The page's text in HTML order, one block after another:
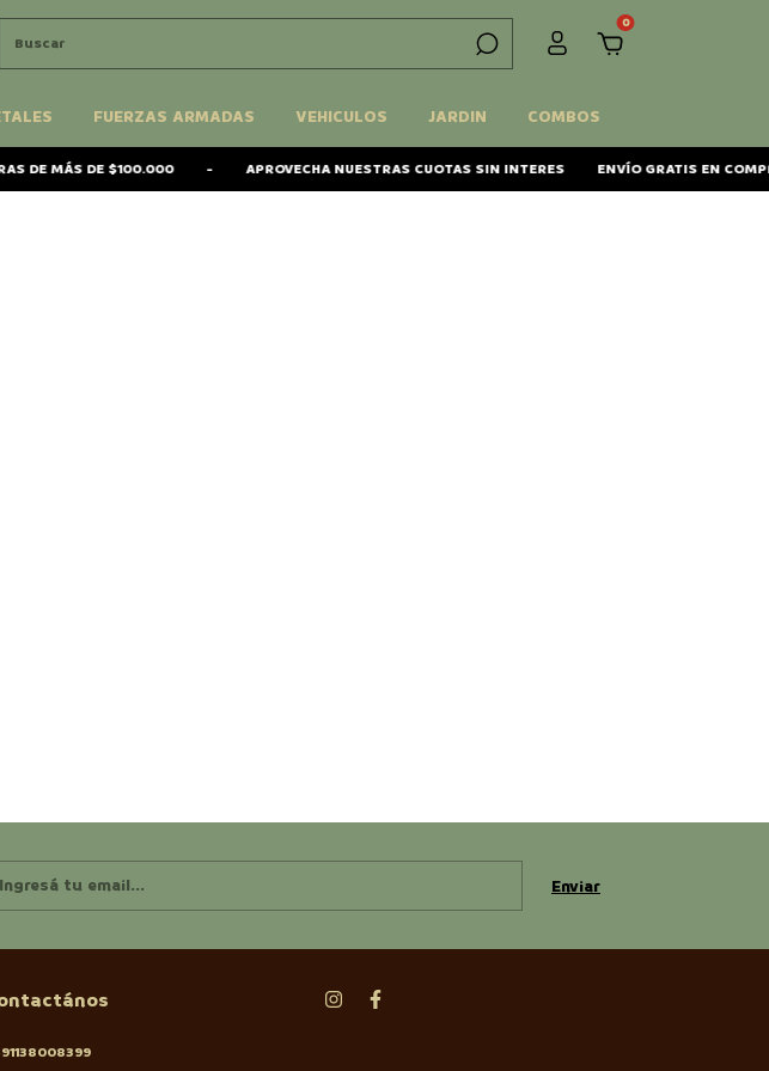
0
FUERZAS ARMADAS VEHICULOS JARDIN COMBOS
DE MÁS DE $100.000 APROVECHA NUESTRAS CUOTAS SIN INTERES ENVÍO GRATIS EN